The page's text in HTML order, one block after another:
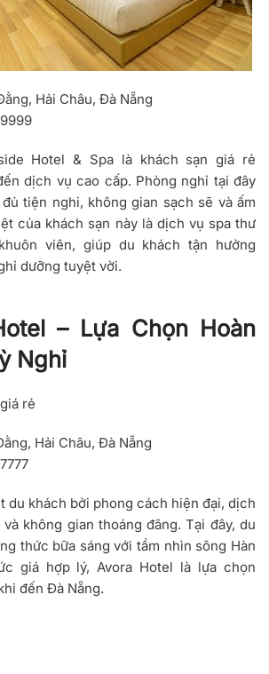
Hải Châu, Đà Nẵng
Hotel & Spa là khách sạn giá rẻ
dịch vụ cao cấp. Phòng nghỉ tại đây
tiện nghi, không gian sạch sẽ và ấm
của khách sạn này là dịch vụ spa thư
viên, giúp du khách tận hưởng
dưỡng tuyệt vời.
– Lựa Chọn Hoàn
Nghỉ
Hải Châu, Đà Nẵng
du khách bởi phong cách hiện đại, dịch
không gian thoáng đãng. Tại đây, du
thức bữa sáng với tầm nhìn sông Hàn
giá hợp lý, Avora Hotel là lựa chọn
đến Đà Nẵng.